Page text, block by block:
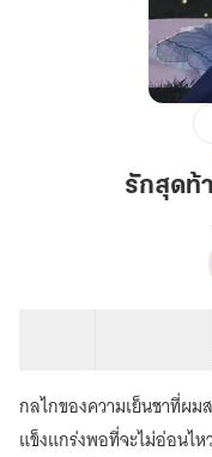
สุดท้าย
Last
love
รักสุดท้
กลไกของความเย็นชาที่ผม
แข็งแกร่งพอที่จะไม่อ่อนไ